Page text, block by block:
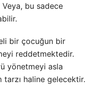
bu sadece
bir çocuğun bir
reddetmektedir.
yönetmeyi asla
tarzı haline gelecektir.